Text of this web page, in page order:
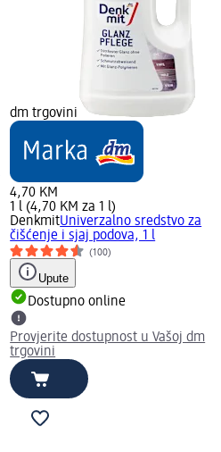
dm trgovini
4,70 KM
1 l (4,70 KM za 1 l)
DenkmitUniverzalno sredstvo za
čišćenje i sjaj podova, 1 l
(100)
Upute
Dostupno online
Provjerite dostupnost u Vašoj dm
trgovini